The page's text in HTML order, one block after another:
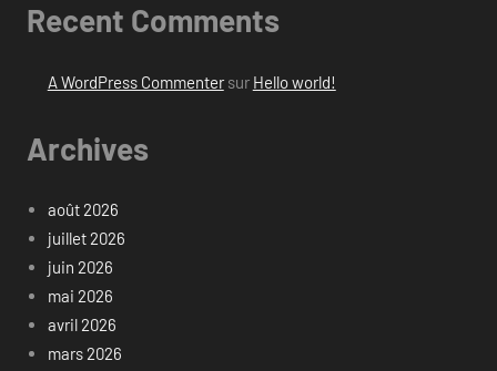
Recent Comments
A WordPress Commentersur Hello world!
Archives
août 2026
juillet 2026
juin 2026
mai 2026
avril 2026
mars 2026